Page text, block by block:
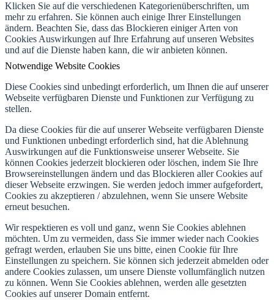
Klicken Sie auf die verschiedenen Kategorienüberschriften, um
mehr zu erfahren. Sie können auch einige Ihrer Einstellungen
ändern. Beachten Sie, dass das Blockieren einiger Arten von
Cookies Auswirkungen auf Ihre Erfahrung auf unseren Websites
und auf die Dienste haben kann, die wir anbieten können.
Notwendige Website Cookies
Diese Cookies sind unbedingt erforderlich, um Ihnen die auf unserer
Webseite verfügbaren Dienste und Funktionen zur Verfügung zu
stellen.
Da diese Cookies für die auf unserer Webseite verfügbaren Dienste
und Funktionen unbedingt erforderlich sind, hat die Ablehnung
Auswirkungen auf die Funktionsweise unserer Webseite. Sie
können Cookies jederzeit blockieren oder löschen, indem Sie Ihre
Browsereinstellungen ändern und das Blockieren aller Cookies auf
dieser Webseite erzwingen. Sie werden jedoch immer aufgefordert,
Cookies zu akzeptieren / abzulehnen, wenn Sie unsere Website
erneut besuchen.
Wir respektieren es voll und ganz, wenn Sie Cookies ablehnen
möchten. Um zu vermeiden, dass Sie immer wieder nach Cookies
gefragt werden, erlauben Sie uns bitte, einen Cookie für Ihre
Einstellungen zu speichern. Sie können sich jederzeit abmelden oder
andere Cookies zulassen, um unsere Dienste vollumfänglich nutzen
zu können. Wenn Sie Cookies ablehnen, werden alle gesetzten
Cookies auf unserer Domain entfernt.